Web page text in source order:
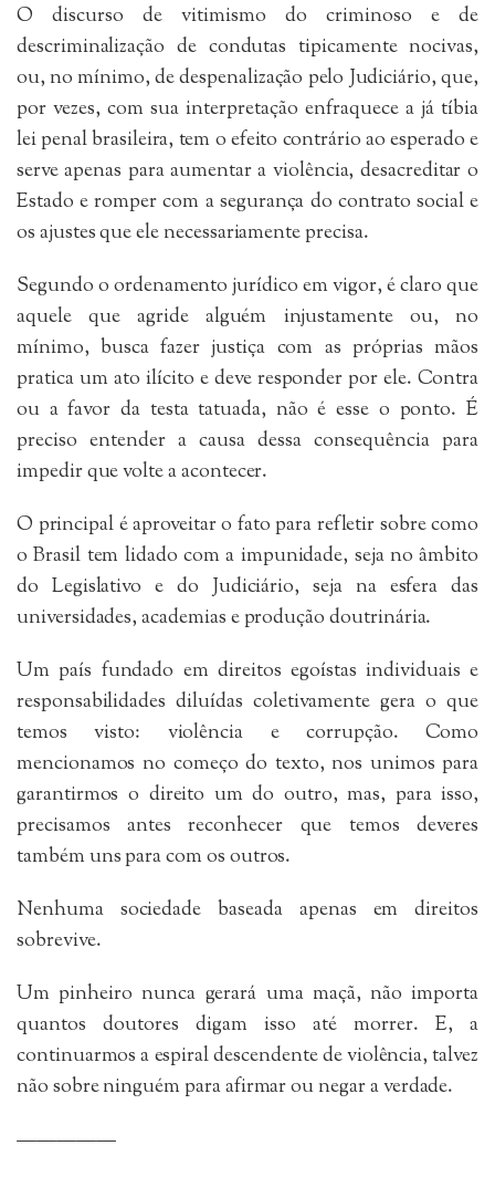
O discurso de vitimismo do criminoso e de
descriminalização de condutas tipicamente nocivas,
ou, no mínimo, de despenalização pelo Judiciário, que,
por vezes, com sua interpretação enfraquece a já tíbia
lei penal brasileira, tem o efeito contrário ao esperado e
serve apenas para aumentar a violência, desacreditar o
Estado e romper com a segurança do contrato social e
os ajustes que ele necessariamente precisa.
Segundo o ordenamento jurídico em vigor, é claro que
aquele que agride alguém injustamente ou, no
mínimo, busca fazer justiça com as próprias mãos
pratica um ato ilícito e deve responder por ele. Contra
ou a favor da testa tatuada, não é esse o ponto. É
preciso entender a causa dessa consequência para
impedir que volte a acontecer.
O principal é aproveitar o fato para refletir sobre como
o Brasil tem lidado com a impunidade, seja no âmbito
do Legislativo e do Judiciário, seja na esfera das
universidades, academias e produção doutrinária.
Um país fundado em direitos egoístas individuais e
responsabilidades diluídas coletivamente gera o que
temos visto: violência e corrupção. Como
mencionamos no começo do texto, nos unimos para
garantirmos o direito um do outro, mas, para isso,
precisamos antes reconhecer que temos deveres
também uns para com os outros.
Nenhuma sociedade baseada apenas em direitos
sobrevive.
Um pinheiro nunca gerará uma maçã, não importa
quantos doutores digam isso até morrer. E, a
continuarmos a espiral descendente de violência, talvez
não sobre ninguém para afirmar ou negar a verdade.
—————